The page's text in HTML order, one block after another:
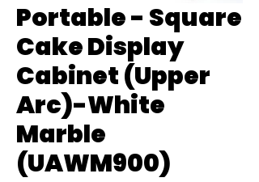
Portable - Square
Cake Display
Cabinet (Upper
Arc)-White
Marble
(UAWM900)